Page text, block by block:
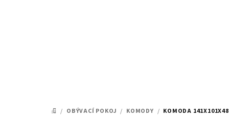
DOMŮ
/ OBÝVACÍ POKOJ / KOMODY / KOMODA